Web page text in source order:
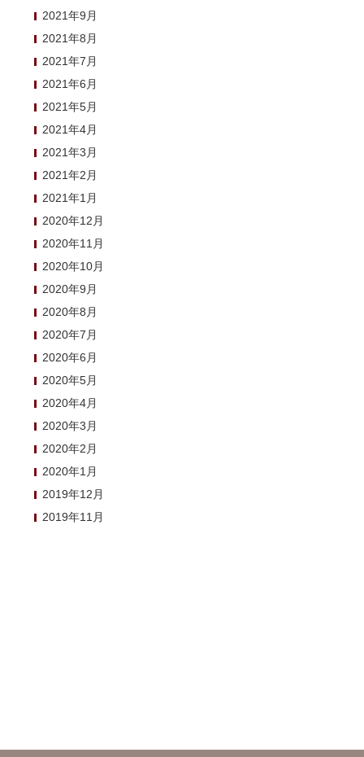
2021年9月
2021年8月
2021年7月
2021年6月
2021年5月
2021年4月
2021年3月
2021年2月
2021年1月
2020年12月
2020年11月
2020年10月
2020年9月
2020年8月
2020年7月
2020年6月
2020年5月
2020年4月
2020年3月
2020年2月
2020年1月
2019年12月
2019年11月